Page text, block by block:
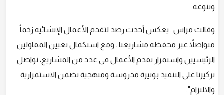
وتنوعه.
وقالت مراس : يعكس أحدث رصد لتقدم الأعمال الإنشائية زخماً
متواصلاً عبر محفظة مشاريعنا . ومع استكمال تعيين المقاولين
الرئيسيين واستمرار تقدم الأعمال في عدد من المشاريع، نواصل
تركيزنا على التنفيذ بوتيرة مدروسة ومنهجية تضمن الاستمرارية
والالتزام".